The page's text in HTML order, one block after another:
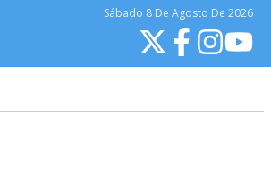
Sábado 8 De Agosto De 2026